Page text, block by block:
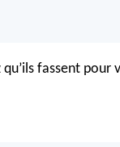
fassent pour